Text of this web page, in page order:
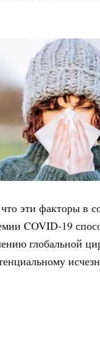
эти факторы в
COVID-19
глобальной